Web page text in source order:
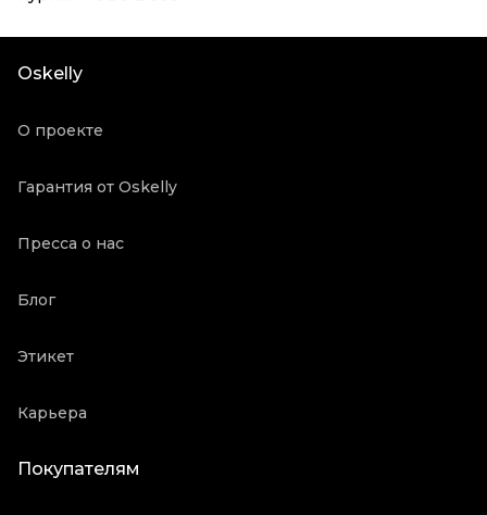
Oskelly
О проекте
Гарантия от Oskelly
Пресса о нас
Блог
Этикет
Карьера
Покупателям